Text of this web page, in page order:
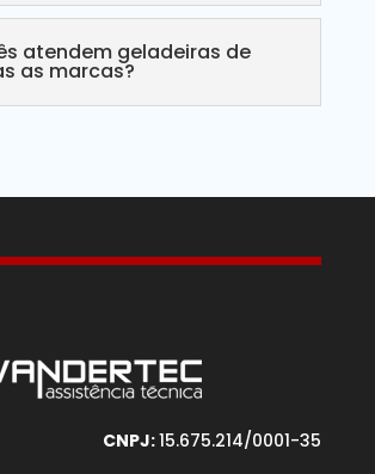
atendem geladeiras de
as marcas?
CNPJ:15.675.214/0001-35